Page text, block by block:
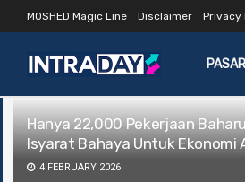
LATEST TRENDING
Hanya 22,000 Pekerjaan
Isyarat Bahaya Untuk Ekonomi
4 FEBRUARY 2026
MOSHED Magic Line Disclaimer Privacy